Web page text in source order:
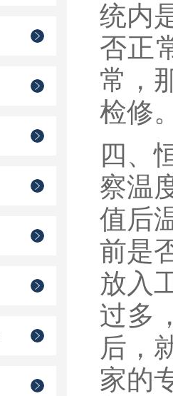
统内
否正
常，
检修
四、
察温
值后
前是
放入
过多
后，
家的